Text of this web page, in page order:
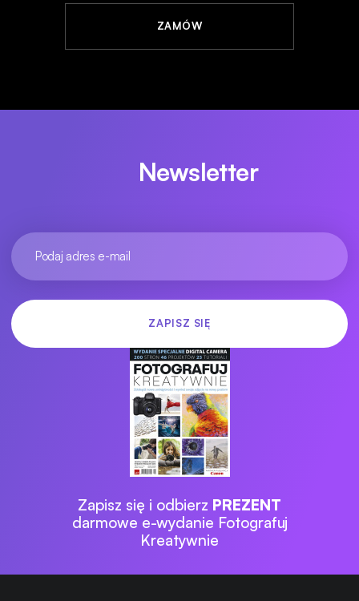
ZAMÓW
Newsletter
Zapisz się i odbierz PREZENT
darmowe e-wydanie Fotografuj
Kreatywnie